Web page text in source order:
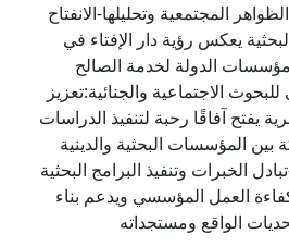
المجتمعية وتحليلها-الانفتاح
يعكس رؤية دار الإفتاء في
الدولة لخدمة الصالح
الاجتماعية والجنائية:تعزيز
يفتح آفاقًا رحبة لتنفيذ الدراسات
المؤسسات البحثية والدينية
الخبرات وتنفيذ البرامج البحثية
العمل المؤسسي ويدعم بناء
الواقع ومستجداته